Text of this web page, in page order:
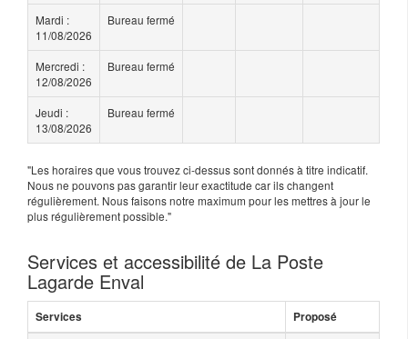
Mardi :
11/08/2026
Bureau fermé
Mercredi :
12/08/2026
Bureau fermé
Jeudi :
13/08/2026
Bureau fermé
"Les horaires que vous trouvez ci-dessus sont donnés à titre indicatif.
Nous ne pouvons pas garantir leur exactitude car ils changent
régulièrement. Nous faisons notre maximum pour les mettres à jour le
plus régulièrement possible."
Services et accessibilité de La Poste
Lagarde Enval
Services Proposé